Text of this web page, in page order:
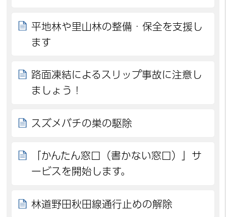
平地林や里山林の整備・保全を支援し
ます
路面凍結によるスリップ事故に注意し
ましょう！
スズメバチの巣の駆除
「かんたん窓口（書かない窓口）」サ
ービスを開始します。
林道野田秋田線通行止めの解除